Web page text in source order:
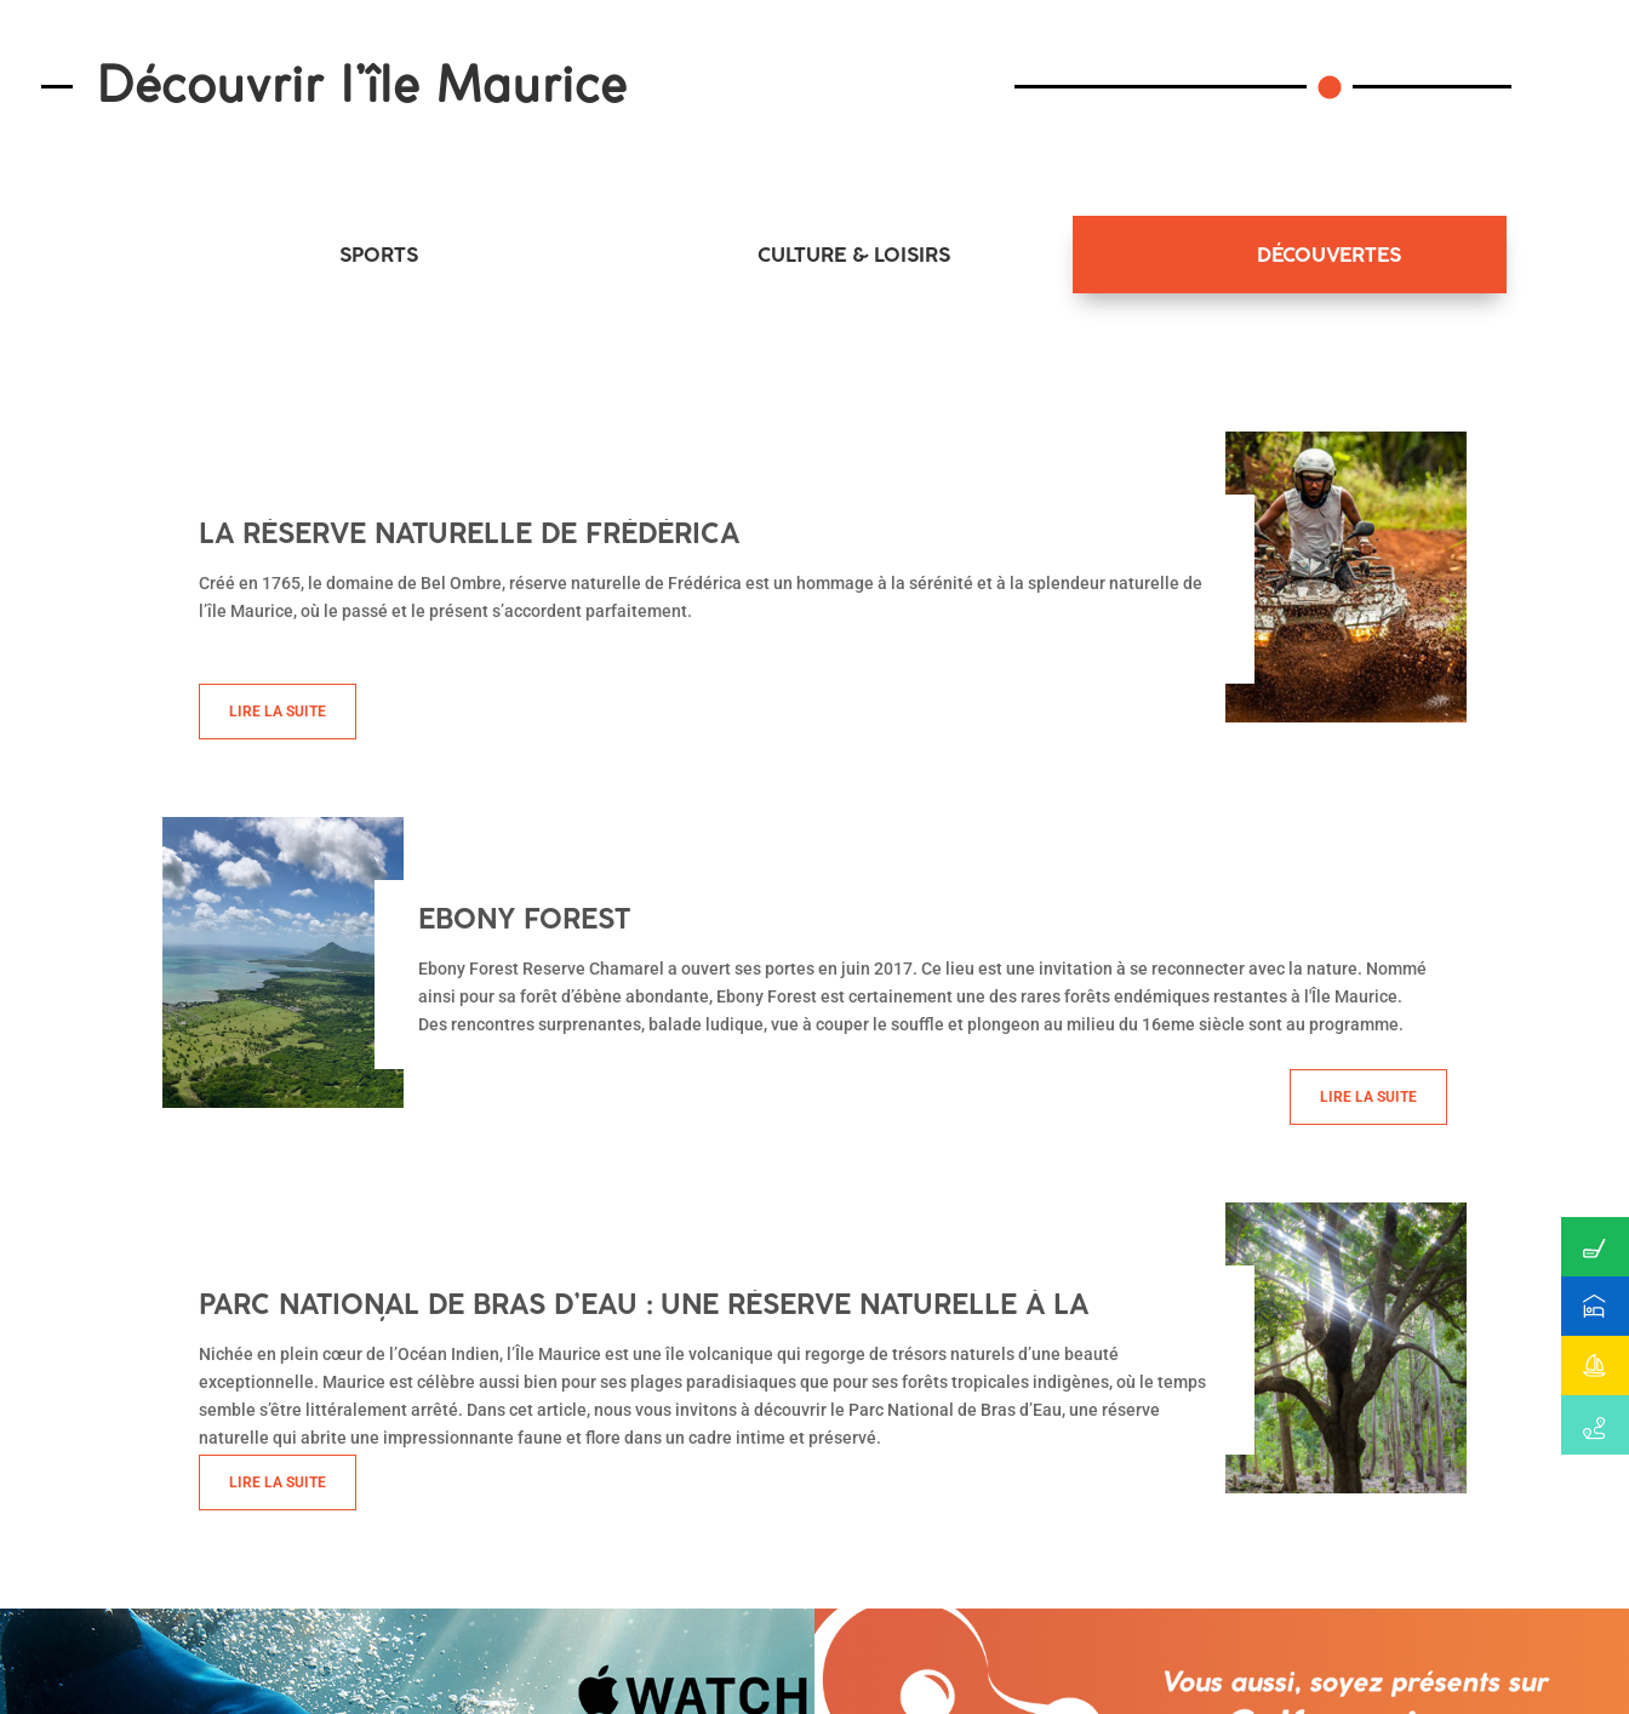
Découvrir l’île Maurice
SPORTS CULTURE & LOISIRS DÉCOUVERTES
LA RÉSERVE NATURELLE DE FRÉDÉRICA
Créé en 1765, le domaine de Bel Ombre, réserve naturelle de Frédérica est un hommage à la sérénité et à la splendeur naturelle de
l’île Maurice, où le passé et le présent s’accordent parfaitement.
LIRE LA SUITE
EBONY FOREST
Ebony Forest Reserve Chamarel a ouvert ses portes en juin 2017. Ce lieu est une invitation à se reconnecter avec la nature. Nommé
ainsi pour sa forêt d’ébène abondante, Ebony Forest est certainement une des rares forêts endémiques restantes à l'Île Maurice.
Des rencontres surprenantes, balade ludique, vue à couper le souffle et plongeon au milieu du 16eme siècle sont au programme.
LIRE LA SUITE
PARC NATIONAL DE BRAS D’EAU : UNE RÉSERVE NATURELLE À LA
Nichée en plein cœur de l’Océan Indien, l’Île Maurice est une île volcanique qui regorge de trésors naturels d’une beauté
exceptionnelle. Maurice est célèbre aussi bien pour ses plages paradisiaques que pour ses forêts tropicales indigènes, où le temps
semble s’être littéralement arrêté. Dans cet article, nous vous invitons à découvrir le Parc National de Bras d’Eau, une réserve
naturelle qui abrite une impressionnante faune et flore dans un cadre intime et préservé.
LIRE LA SUITE